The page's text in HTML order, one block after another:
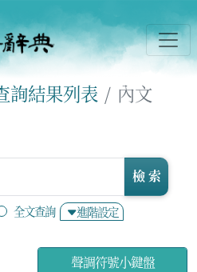
詢結果列表 內文
全文查詢 進階設定
檢 索
聲調符號小鍵盤